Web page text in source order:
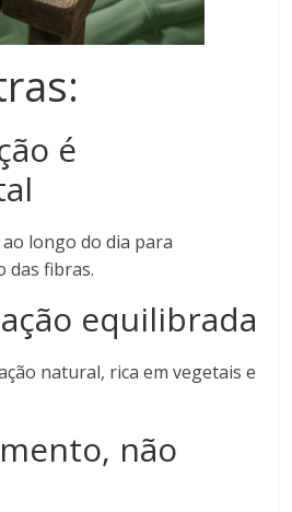
é
longo do dia para
das fibras.
equilibrada
natural, rica em vegetais e
não